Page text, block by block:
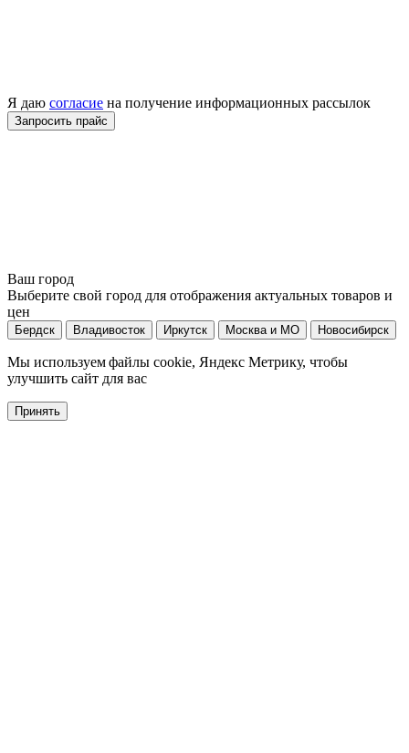
Я даю согласие на получение информационных рассылок
Ваш город
Выберите свой город для отображения актуальных товаров и
цен
Бердск Владивосток Иркутск Москва и МО Новосибирск
Мы используем файлы cookie, Яндекс Метрику, чтобы
улучшить сайт для вас
Принять